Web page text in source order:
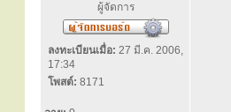
ผู้จัดการ
ลงทะเบียนเมื่อ: 27 มี.ค. 2006,
17:34
โพสต์: 8171